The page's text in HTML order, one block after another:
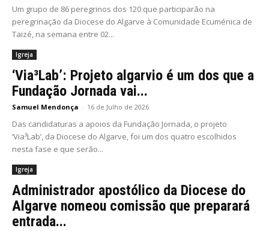
Um grupo de 86 peregrinos dos 120 que participarão na
peregrinação da Diocese do Algarve à Comunidade Ecuménica de
Taizé, na semana entre 02...
Igreja
‘Via³Lab’: Projeto algarvio é um dos que a
Fundação Jornada vai...
Samuel Mendonça - 16 de Julho de 2026
Das candidaturas a apoios da Fundação Jornada, o projeto
‘Via³Lab’, da Diocese do Algarve, foi um dos quatro escolhidos
nesta fase e que serão...
Igreja
Administrador apostólico da Diocese do
Algarve nomeou comissão que preparará
entrada...